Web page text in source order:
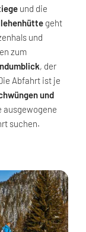
und die
geht
und
zum
, der
Abfahrt ist je
und
ausgewogene
suchen.